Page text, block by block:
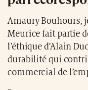
Amaury Bouhours,
Meurice fait partie
l’éthique d’Alain
durabilité qui
commercial de